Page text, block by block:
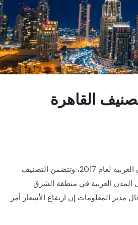
القاهرة
كشفت شركة ميرسر المتخصصة باستشارات الموارد البشرية، عن تصنيف أغلى المدن العربية لعام 2017، وتتضمن التصنيف
المدن العربية في منطقة الشرق
المعلومات إن ارتفاع الأسعار أمر